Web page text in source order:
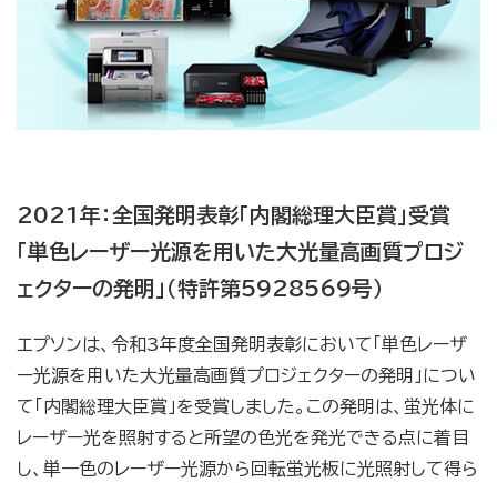
2021年：全国発明表彰「内閣総理大臣賞」受賞
「単色レーザー光源を用いた大光量高画質プロジ
ェクターの発明」（特許第5928569号）
エプソンは、令和3年度全国発明表彰において「単色レーザ
ー光源を用いた大光量高画質プロジェクターの発明」につい
て「内閣総理大臣賞」を受賞しました。この発明は、蛍光体に
レーザー光を照射すると所望の色光を発光できる点に着目
し、単一色のレーザー光源から回転蛍光板に光照射して得ら